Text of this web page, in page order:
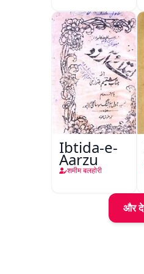
Ibtida-e-
Aarzu
शमीम बलहोरी
और